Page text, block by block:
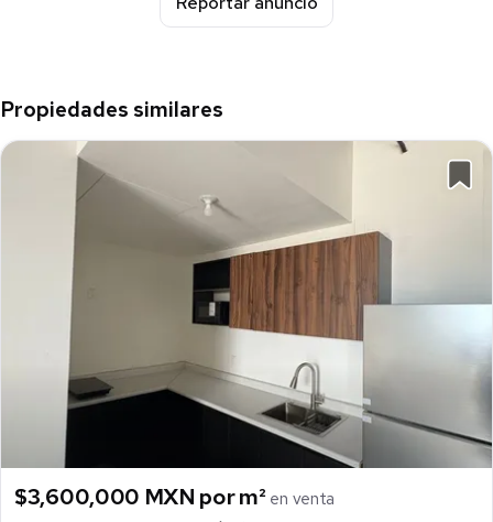
Propiedades similares
$3,600,000 MXN por m² en venta